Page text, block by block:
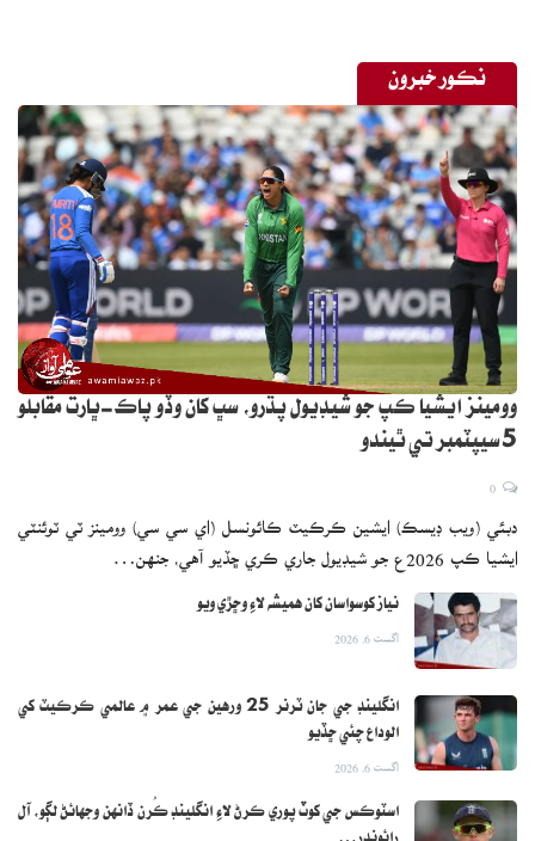
نڪور خبرون
وومينز ايشيا ڪپ جو شيڊيول پڌرو، سڀ کان وڏو پاڪ-ڀارت مقابلو
5 سيپٽمبر تي ٿيندو
دبئي (ويب ڊيسڪ) ايشين ڪرڪيٽ ڪائونسل (اي سي سي) وومينز ٽي ٽوئنٽي
ايشيا ڪپ 2026ع جو شيڊيول جاري ڪري ڇڏيو آهي، جنهن…
نياز کوسواسان کان هميشه لاءِ وڇڙي ويو
اگست 6, 2026
انگلينڊ جي جان ٽرنر 25 ورهين جي عمر ۾ عالمي ڪرڪيٽ کي
الوداع چئي ڇڏيو
اگست 6, 2026
اسٽوڪس جي کوٽ پوري ڪرڻ لاءِ انگلينڊ ڪُرن ڏانهن وجهائڻ لڳو، آل